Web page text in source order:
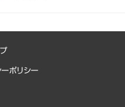
ポリシー